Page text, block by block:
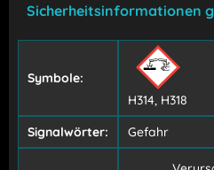
Sicherheitsinformationen
Symbole:
H314, H318
Signalwörter:
Gefahr